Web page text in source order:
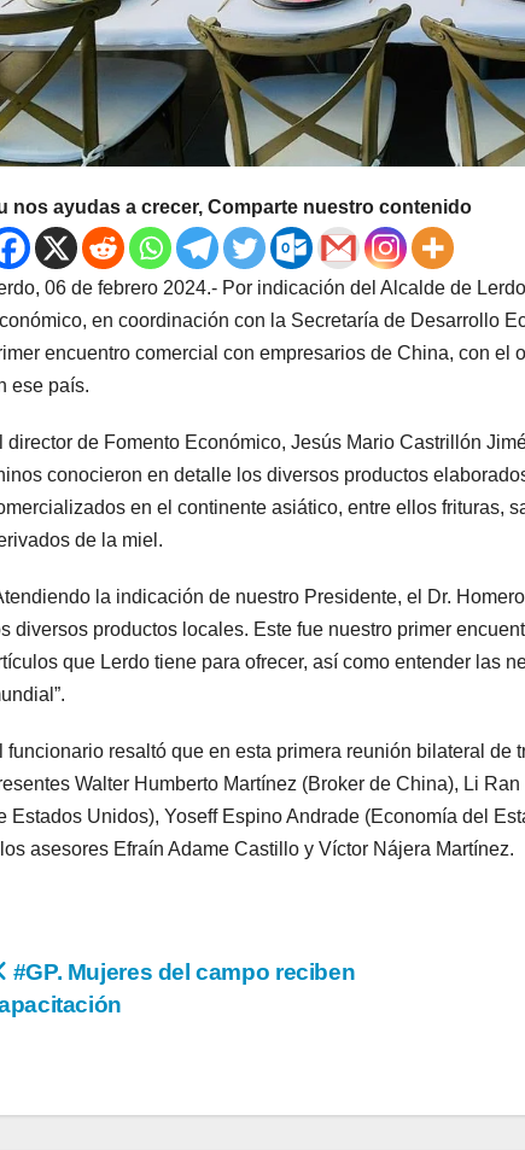
nos ayudas a crecer, Comparte nuestro contenido
06 de febrero 2024.- Por indicación del Alcalde de
en coordinación con la Secretaría de Desarrollo
encuentro comercial con empresarios de China, con
ese país.
director de Fomento Económico, Jesús Mario Castrillón
conocieron en detalle los diversos productos
en el continente asiático, entre ellos frituras,
de la miel.
la indicación de nuestro Presidente, el Dr.
diversos productos locales. Este fue nuestro primer
que Lerdo tiene para ofrecer, así como entender las
funcionario resaltó que en esta primera reunión bilateral de
Walter Humberto Martínez (Broker de China), Li
Estados Unidos), Yoseff Espino Andrade (Economía del
asesores Efraín Adame Castillo y Víctor Nájera Martínez.
de
#GP. Mujeres del campo reciben